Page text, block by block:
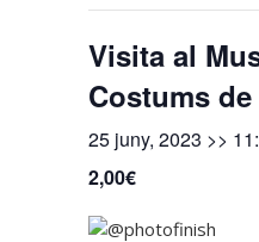
Visita al
Costums
25 juny, 2023 >>
2,00€